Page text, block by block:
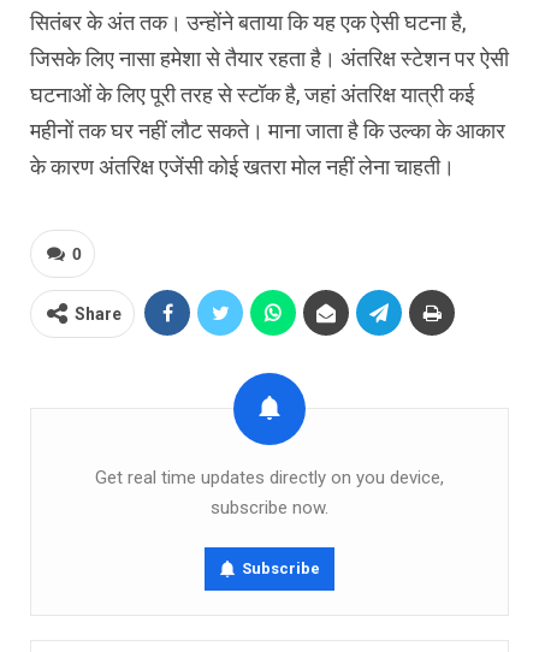
सितंबर के अंत तक। उन्होंने बताया कि यह एक ऐसी घटना है,
जिसके लिए नासा हमेशा से तैयार रहता है। अंतरिक्ष स्टेशन पर ऐसी
घटनाओं के लिए पूरी तरह से स्टॉक है, जहां अंतरिक्ष यात्री कई
महीनों तक घर नहीं लौट सकते। माना जाता है कि उल्का के आकार
के कारण अंतरिक्ष एजेंसी कोई खतरा मोल नहीं लेना चाहती।
0
Share
Get real time updates directly on you device,
subscribe now.
Subscribe